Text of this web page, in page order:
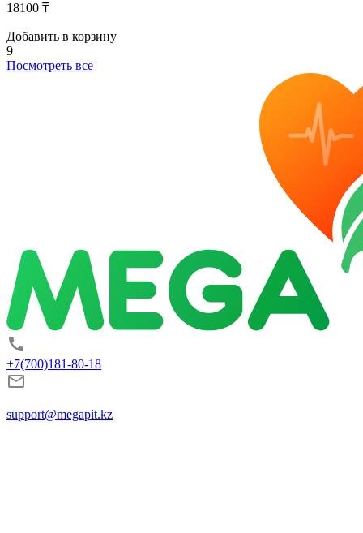
18100 ₸
Добавить в корзину
9
Посмотреть все
+7(700)181-80-18
support@megapit.kz